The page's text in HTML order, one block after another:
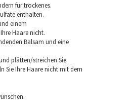
für trockenes.
enthalten.
einem
Haare nicht.
Balsam und eine
plätten/streichen Sie
Sie Ihre Haare nicht mit dem